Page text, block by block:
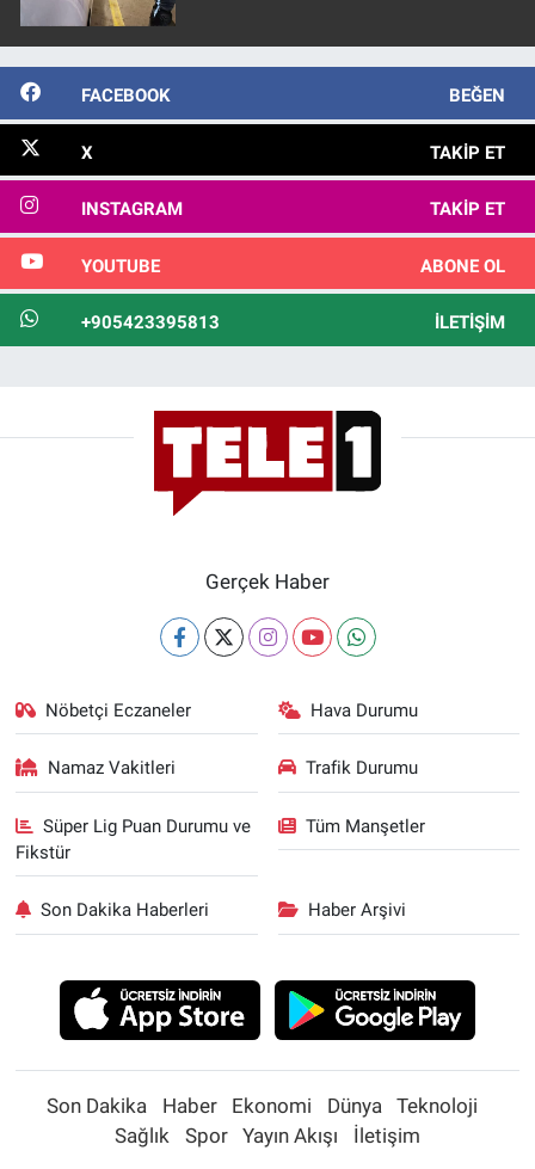
FACEBOOK BEĞEN
X TAKIP ET
INSTAGRAM TAKIP ET
YOUTUBE ABONE OL
+905423395813 İLETIŞIM
Gerçek Haber
Nöbetçi Eczaneler Hava Durumu
Namaz Vakitleri Trafik Durumu
Süper Lig Puan Durumu ve
Fikstür
Tüm Manşetler
Son Dakika Haberleri Haber Arşivi
Son Dakika Haber Ekonomi Dünya
Teknoloji
Sağlık
Spor Yayın Akışı İletişim